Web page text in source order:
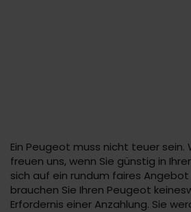
Ein Peugeot muss nicht teuer
freuen uns, wenn Sie günstig in
sich auf ein rundum faires
brauchen Sie Ihren Peugeot
Erfordernis einer Anzahlung. Sie